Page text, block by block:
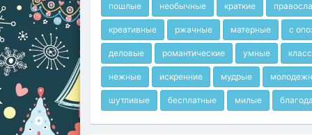
пошлые необычные краткие
креативные ржачные матерные с
деловые романтические умные
нежные искренние мудрые
шутливые бесплатные милые